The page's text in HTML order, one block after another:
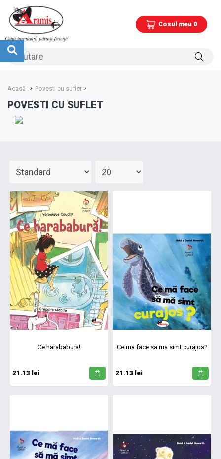
Cosul meu 0
Acasă Povesti cu suflet
POVESTI CU SUFLET
Ce harababura!
21.13 lei
Ce ma face sa ma simt curajos?
21.13 lei